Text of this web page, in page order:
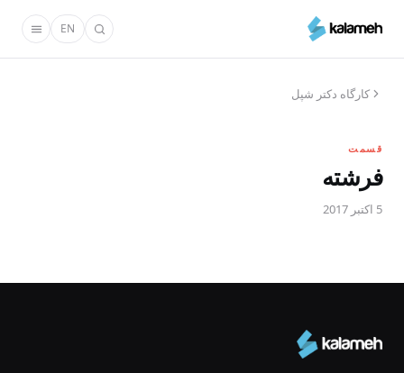
محتوای
EN
کارگاه دکتر شپل
قسمت
فرشته
5 اکتبر 2017